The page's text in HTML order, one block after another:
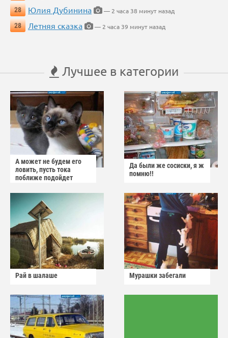
28
Юлия Дубинина
— 2 часа 38 минут назад
28
Летняя сказка — 2 часа 39 минут назад
Лучшее в категории
А может не будем его
ловить, пусть тока
поближе подойдет
Да были же сосиски, я ж
помню!!
Рай в шалаше Мурашки забегали